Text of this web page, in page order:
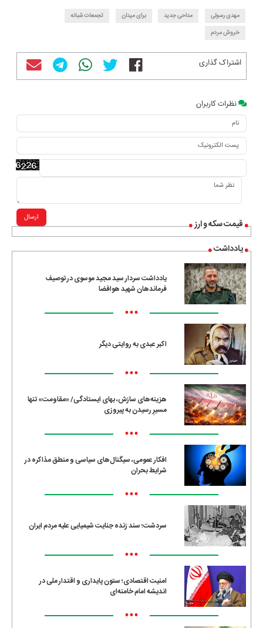
قیمت سکه و ارز
یادداشت
یادداشت سردار سید مجید موسوی در توصیف
فرماندهان شهید هوافضا
•••
اکبر عبدی به روایتی دیگر
•••
هزینه‌های سازش، بهای ایستادگی/ «مقاومت» تنها
مسیرِ رسیدن به پیروزی
•••
افکار عمومی، سیگنال‌های سیاسی و منطق مذاکره در
شرایط بحران
•••
سردشت؛ سند زنده جنایت شیمیایی علیه مردم ایران
•••
امنیت اقتصادی؛ ستون پایداری و اقتدار ملی در
اندیشه امام خامنه‌ای
•••
مهدی رسولی مداحی جدید برای میدان
تجمعات شبانه
خروش مردم
اشتراک گذاری
نظرات کاربران
ارسال